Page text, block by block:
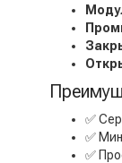
✅
✅
✅